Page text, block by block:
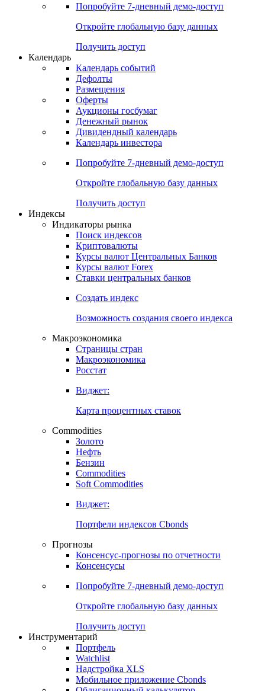
Попробуйте 7-дневный демо-доступ
Откройте глобальную базу данных
Получить доступ
Календарь
Календарь событий
Дефолты
Размещения
Оферты
Аукционы госбумаг
Денежный рынок
Дивидендный календарь
Календарь инвестора
Попробуйте 7-дневный демо-доступ
Откройте глобальную базу данных
Получить доступ
Индексы
Индикаторы рынка
Поиск индексов
Криптовалюты
Курсы валют Центральных Банков
Курсы валют Forex
Ставки центральных банков
Создать индекс
Возможность создания своего индекса
Макроэкономика
Страницы стран
Макроэкономика
Росстат
Виджет:
Карта процентных ставок
Commodities
Золото
Нефть
Бензин
Commodities
Soft Commodities
Виджет:
Портфели индексов Cbonds
Прогнозы
Консенсус-прогнозы по отчетности
Консенсусы
Попробуйте 7-дневный демо-доступ
Откройте глобальную базу данных
Получить доступ
Инструментарий
Портфель
Watchlist
Надстройка XLS
Мобильное приложение Cbonds